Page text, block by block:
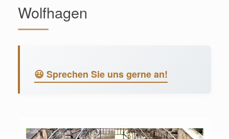
Wolfhagen
😃 Sprechen Sie uns gerne an!